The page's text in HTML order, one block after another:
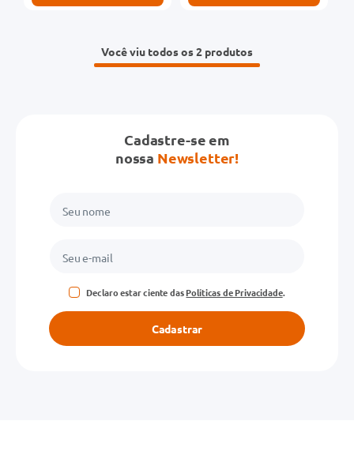
Você viu todos os 2
Cadastre-se em
nossa Newsletter!
Declaro estar ciente dasPolíticas de Privacidade.
Cadastrar